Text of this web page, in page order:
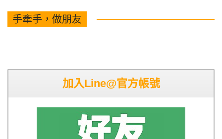
手牽手，做朋友
加入Line@官方帳號